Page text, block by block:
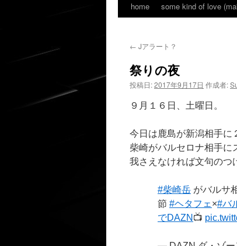
home some kind of love
← Jアラート？
祭りの夜
投稿日:2017年9月17日 作成者:
９月１６日、土曜日。
今日は鹿島が新潟相手に
柴崎がバルセロナ相手に
我さえなければ文句のつ
#柴崎岳 がバルサ
節 #ヘタフェ ×#バ
でDAZN 📺